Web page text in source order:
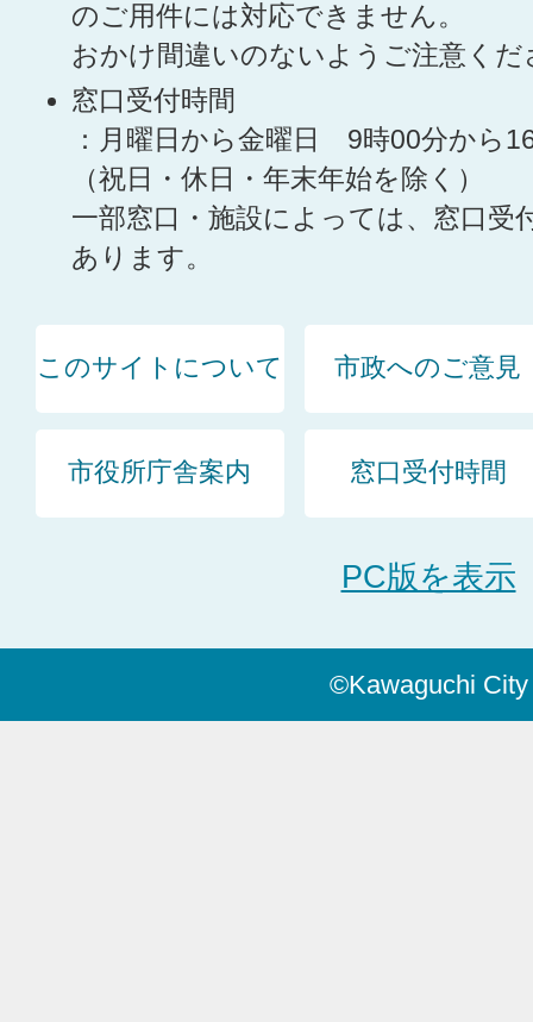
のご用件には対応できません。
おかけ間違いのないようご注意くだ
窓口受付時間
：月曜日から金曜日 9時00分から
（祝日・休日・年末年始を除く）
一部窓口・施設によっては、窓口受
あります。
このサイトについて 市政へのご意見
市役所庁舎案内 窓口受付時間
PC版を表示
©Kawaguchi City